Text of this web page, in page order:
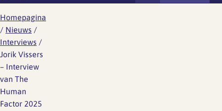
Homepagina
/ Nieuws /
Interviews /
Jorik Vissers
– Interview
van The
Human
Factor 2025